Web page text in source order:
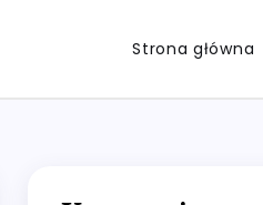
Strona główna